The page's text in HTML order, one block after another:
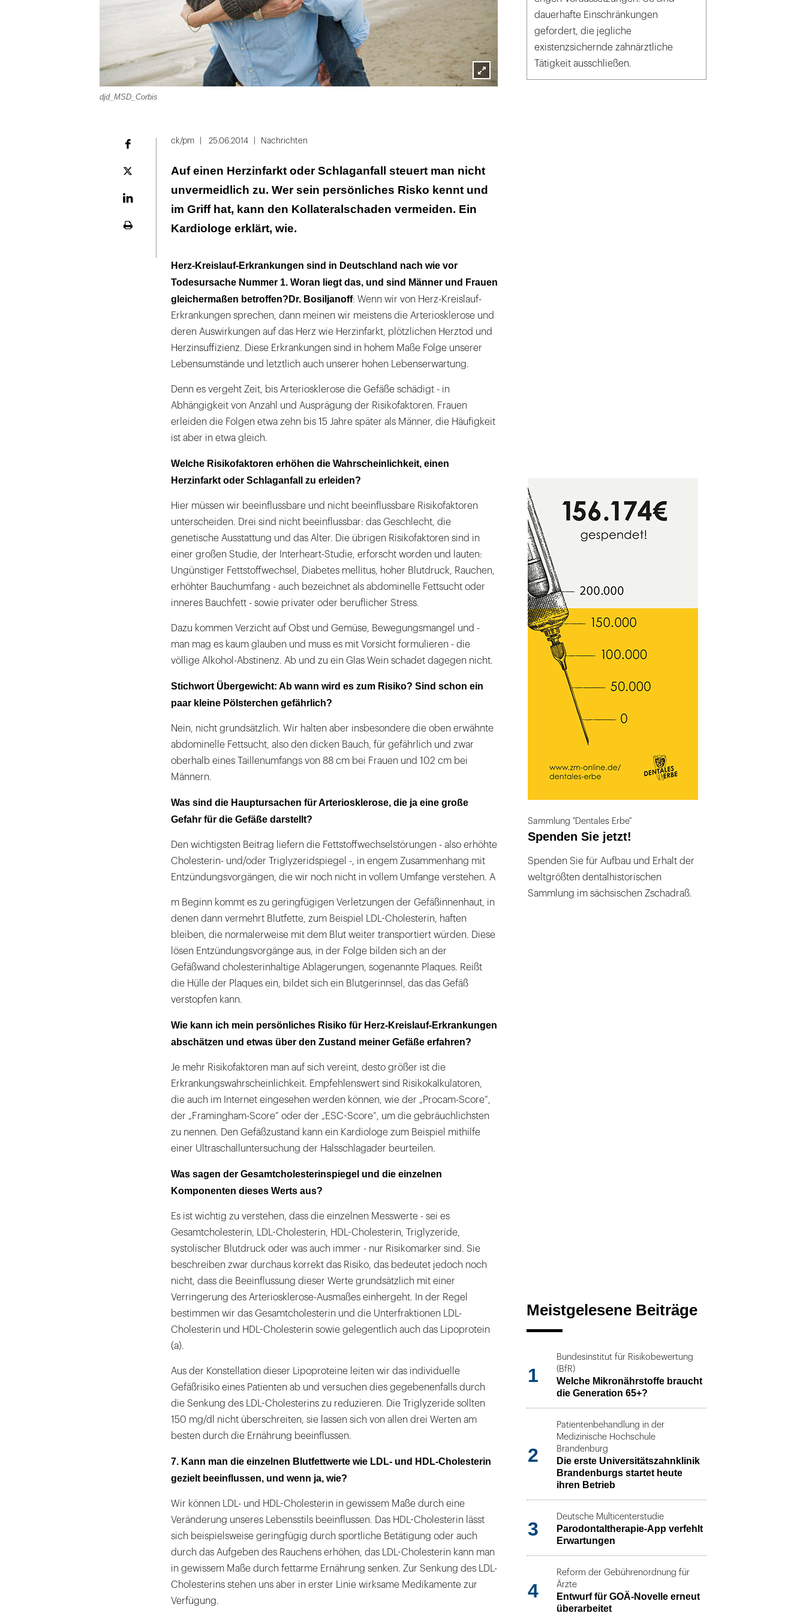
Lightbox
djd_MSD_Corbis
Plattform
ck/pm 25.06.2014 Nachrichten
Auf einen Herzinfarkt oder Schlaganfall steuert man nicht
unvermeidlich zu. Wer sein persönliches Risko kennt und
im Griff hat, kann den Kollateralschaden vermeiden. Ein
Kardiologe erklärt, wie.
Herz-Kreislauf-Erkrankungen sind in Deutschland nach wie vor
Todesursache Nummer 1. Woran liegt das, und sind Männer und Frauen
gleichermaßen betroffen? Dr. Bosiljanoff: Wenn wir von Herz-Kreislauf-
Erkrankungen sprechen, dann meinen wir meistens die Arteriosklerose und
deren Auswirkungen auf das Herz wie Herzinfarkt, plötzlichen Herztod und
Herzinsuffizienz. Diese Erkrankungen sind in hohem Maße Folge unserer
Lebensumstände und letztlich auch unserer hohen Lebenserwartung.
Denn es vergeht Zeit, bis Arteriosklerose die Gefäße schädigt - in
Abhängigkeit von Anzahl und Ausprägung der Risikofaktoren. Frauen
erleiden die Folgen etwa zehn bis 15 Jahre später als Männer, die Häufigkeit
ist aber in etwa gleich.
Welche Risikofaktoren erhöhen die Wahrscheinlichkeit, einen
Herzinfarkt oder Schlaganfall zu erleiden?
Hier müssen wir beeinflussbare und nicht beeinflussbare Risikofaktoren
unterscheiden. Drei sind nicht beeinflussbar: das Geschlecht, die
genetische Ausstattung und das Alter. Die übrigen Risikofaktoren sind in
einer großen Studie, der Interheart-Studie, erforscht worden und lauten:
Ungünstiger Fettstoffwechsel, Diabetes mellitus, hoher Blutdruck, Rauchen,
erhöhter Bauchumfang - auch bezeichnet als abdominelle Fettsucht oder
inneres Bauchfett - sowie privater oder beruflicher Stress.
Dazu kommen Verzicht auf Obst und Gemüse, Bewegungsmangel und -
man mag es kaum glauben und muss es mit Vorsicht formulieren - die
völlige Alkohol-Abstinenz. Ab und zu ein Glas Wein schadet dagegen nicht.
Stichwort Übergewicht: Ab wann wird es zum Risiko? Sind schon ein
paar kleine Pölsterchen gefährlich?
Nein, nicht grundsätzlich. Wir halten aber insbesondere die oben erwähnte
abdominelle Fettsucht, also den dicken Bauch, für gefährlich und zwar
oberhalb eines Taillenumfangs von 88 cm bei Frauen und 102 cm bei
Männern.
Was sind die Hauptursachen für Arteriosklerose, die ja eine große
Gefahr für die Gefäße darstellt?
Den wichtigsten Beitrag liefern die Fettstoffwechselstörungen - also erhöhte
Cholesterin- und/oder Triglyzeridspiegel -, in engem Zusammenhang mit
Entzündungsvorgängen, die wir noch nicht in vollem Umfange verstehen. A
m Beginn kommt es zu geringfügigen Verletzungen der Gefäßinnenhaut, in
denen dann vermehrt Blutfette, zum Beispiel LDL-Cholesterin, haften
bleiben, die normalerweise mit dem Blut weiter transportiert würden. Diese
lösen Entzündungsvorgänge aus, in der Folge bilden sich an der
Gefäßwand cholesterinhaltige Ablagerungen, sogenannte Plaques. Reißt
die Hülle der Plaques ein, bildet sich ein Blutgerinnsel, das das Gefäß
verstopfen kann.
Wie kann ich mein persönliches Risiko für Herz-Kreislauf-Erkrankungen
abschätzen und etwas über den Zustand meiner Gefäße erfahren?
Je mehr Risikofaktoren man auf sich vereint, desto größer ist die
Erkrankungswahrscheinlichkeit. Empfehlenswert sind Risikokalkulatoren,
die auch im Internet eingesehen werden können, wie der „Procam-Score“,
der „Framingham-Score“ oder der „ESC-Score“, um die gebräuchlichsten
zu nennen. Den Gefäßzustand kann ein Kardiologe zum Beispiel mithilfe
einer Ultraschalluntersuchung der Halsschlagader beurteilen.
Was sagen der Gesamtcholesterinspiegel und die einzelnen
Komponenten dieses Werts aus?
Es ist wichtig zu verstehen, dass die einzelnen Messwerte - sei es
Gesamtcholesterin, LDL-Cholesterin, HDL-Cholesterin, Triglyzeride,
systolischer Blutdruck oder was auch immer - nur Risikomarker sind. Sie
beschreiben zwar durchaus korrekt das Risiko, das bedeutet jedoch noch
nicht, dass die Beeinflussung dieser Werte grundsätzlich mit einer
Verringerung des Arteriosklerose-Ausmaßes einhergeht. In der Regel
bestimmen wir das Gesamtcholesterin und die Unterfraktionen LDL-
Cholesterin und HDL-Cholesterin sowie gelegentlich auch das Lipoprotein
(a).
Aus der Konstellation dieser Lipoproteine leiten wir das individuelle
Gefäßrisiko eines Patienten ab und versuchen dies gegebenenfalls durch
die Senkung des LDL-Cholesterins zu reduzieren. Die Triglyzeride sollten
150 mg/dl nicht überschreiten, sie lassen sich von allen drei Werten am
besten durch die Ernährung beeinflussen.
7. Kann man die einzelnen Blutfettwerte wie LDL- und HDL-Cholesterin
gezielt beeinflussen, und wenn ja, wie?
Wir können LDL- und HDL-Cholesterin in gewissem Maße durch eine
Veränderung unseres Lebensstils beeinflussen. Das HDL-Cholesterin lässt
sich beispielsweise geringfügig durch sportliche Betätigung oder auch
durch das Aufgeben des Rauchens erhöhen, das LDL-Cholesterin kann man
in gewissem Maße durch fettarme Ernährung senken. Zur Senkung des LDL-
Cholesterins stehen uns aber in erster Linie wirksame Medikamente zur
Verfügung.
dauerhafte Einschränkungen
gefordert, die jegliche
existenzsichernde zahnärztliche
Tätigkeit ausschließen.
Sammlung "Dentales Erbe"
Spenden Sie jetzt!
Spenden Sie für Aufbau und Erhalt der
weltgrößten dentalhistorischen
Sammlung im sächsischen Zschadraß.
Meistgelesene Beiträge
1
Bundesinstitut für Risikobewertung
(BfR)
Welche Mikronährstoffe braucht
die Generation 65+?
2
Patientenbehandlung in der
Medizinische Hochschule
Brandenburg
Die erste Universitätszahnklinik
Brandenburgs startet heute
ihren Betrieb
3
Deutsche Multicenterstudie
Parodontaltherapie-App verfehlt
Erwartungen
4
Reform der Gebührenordnung für
Ärzte
Entwurf für GOÄ-Novelle erneut
überarbeitet